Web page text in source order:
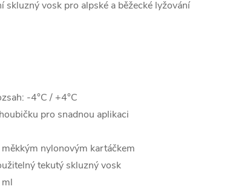
skluzný vosk pro alpské a běžecké lyžování
-4°C / +4°C
pro snadnou aplikaci
nylonovým kartáčkem
tekutý skluzný vosk